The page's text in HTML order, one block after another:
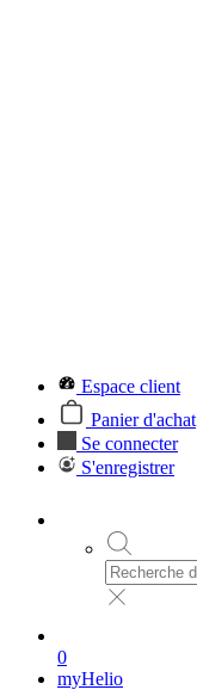
Espace client
Panier d'achat
Se connecter
S'enregistrer
0
myHelio